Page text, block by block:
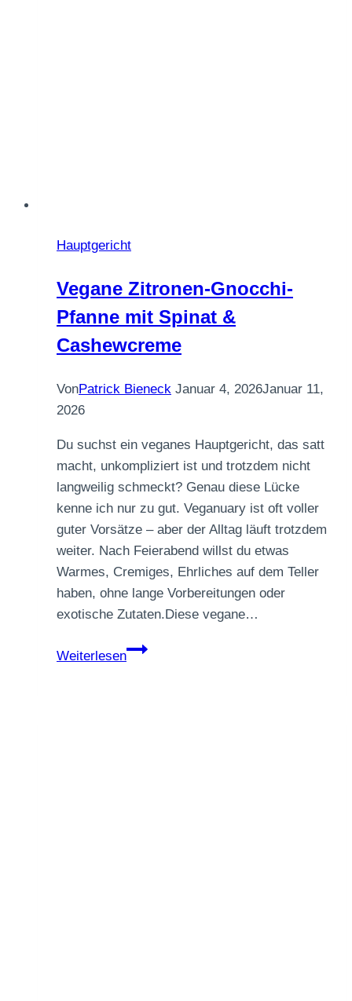
Hauptgericht
Vegane Zitronen-Gnocchi-
Pfanne mit Spinat &
Cashewcreme
VonPatrick Bieneck Januar 4, 2026Januar 11,
2026
Du suchst ein veganes Hauptgericht, das satt
macht, unkompliziert ist und trotzdem nicht
langweilig schmeckt? Genau diese Lücke
kenne ich nur zu gut. Veganuary ist oft voller
guter Vorsätze – aber der Alltag läuft trotzdem
weiter. Nach Feierabend willst du etwas
Warmes, Cremiges, Ehrliches auf dem Teller
haben, ohne lange Vorbereitungen oder
exotische Zutaten.Diese vegane…
Weiterlesen
Vegane